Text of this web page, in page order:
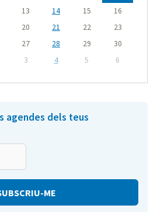
13 14 15
16
20 21 22
23
27 28 29
30
3 4 5 6
agendes dels teus